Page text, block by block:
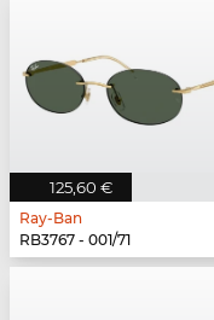
125,60 €
Ray-Ban
RB3767 - 001/71